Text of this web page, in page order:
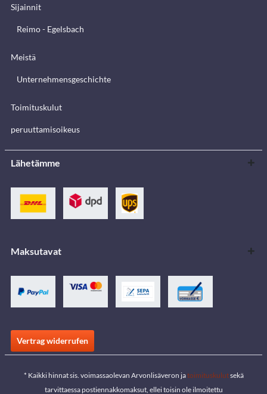
Sijainnit
Reimo - Egelsbach
Meistä
Unternehmensgeschichte
Toimituskulut
peruuttamisoikeus
Lähetämme
Maksutavat
Vertrag widerrufen
* Kaikki hinnat sis. voimassaolevan Arvonlisäveron jatoimituskulutsekä
tarvittaessa postiennakkomaksut, ellei toisin ole ilmoitettu